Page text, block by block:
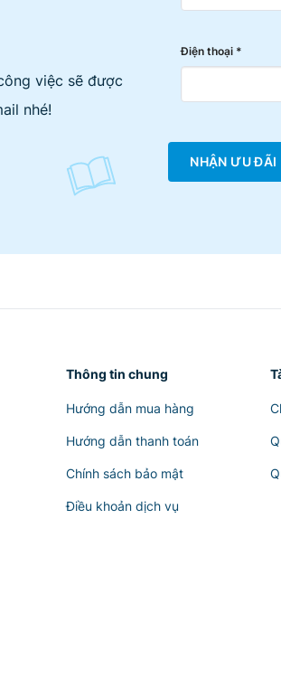
việc sẽ được
nhé!
Điện thoại *
NHẬN ƯU ĐÃI
Thông tin chung
Hướng dẫn mua hàng
Hướng dẫn thanh toán
Chính sách bảo mật
Điều khoản dịch vụ